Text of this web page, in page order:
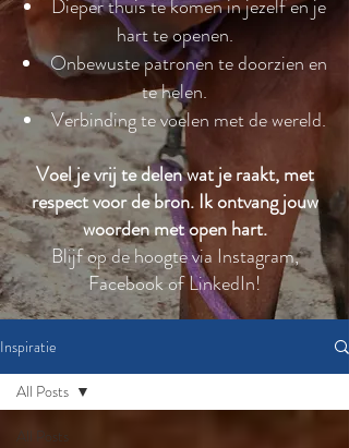
Dieper thuis te komen in jezelf en je
hart te openen.
Onbewuste patronen te doorzien en
te helen.
Verbinding te voelen met de wereld.
Voel je vrij te delen wat je raakt, met
respect voor de bron. Ik ontvang jouw
woorden met open hart.
Blijf op de hoogte via Instagram,
Facebook of LinkedIn!
Inspiratie
All Posts
All Posts